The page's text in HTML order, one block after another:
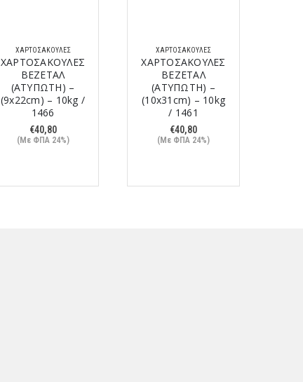
ΧΑΡΤΟΣΑΚΟΎΛΕΣ
ΧΑΡΤΟΣΑΚΟΥΛΕΣ
ΒΕΖΕΤΑΛ
(ΑΤΥΠΩΤΗ) –
(9x22cm) – 10kg /
1466
€40,80
(Με ΦΠΑ 24%)
ΧΑΡΤΟΣΑΚΟΎΛΕΣ
ΧΑΡΤΟΣΑΚΟΥΛΕΣ
ΒΕΖΕΤΑΛ
(ΑΤΥΠΩΤΗ) –
(10x31cm) – 10kg
/ 1461
€40,80
(Με ΦΠΑ 24%)